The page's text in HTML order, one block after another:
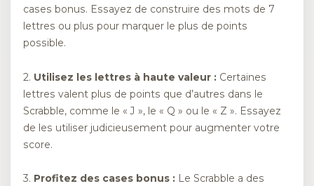
cases bonus. Essayez de construire des mots de 7
lettres ou plus pour marquer le plus de points
possible.
2. Utilisez les lettres à haute valeur : Certaines
lettres valent plus de points que d’autres dans le
Scrabble, comme le « J », le « Q » ou le « Z ». Essayez
de les utiliser judicieusement pour augmenter votre
score.
3. Profitez des cases bonus : Le Scrabble a des